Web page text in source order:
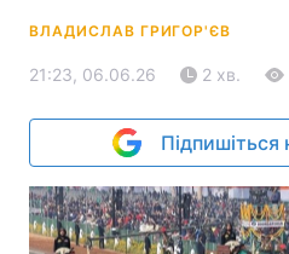
ВЛАДИСЛАВ ГРИГОР'ЄВ
21:23, 06.06.26 2 хв.
Підпишіться